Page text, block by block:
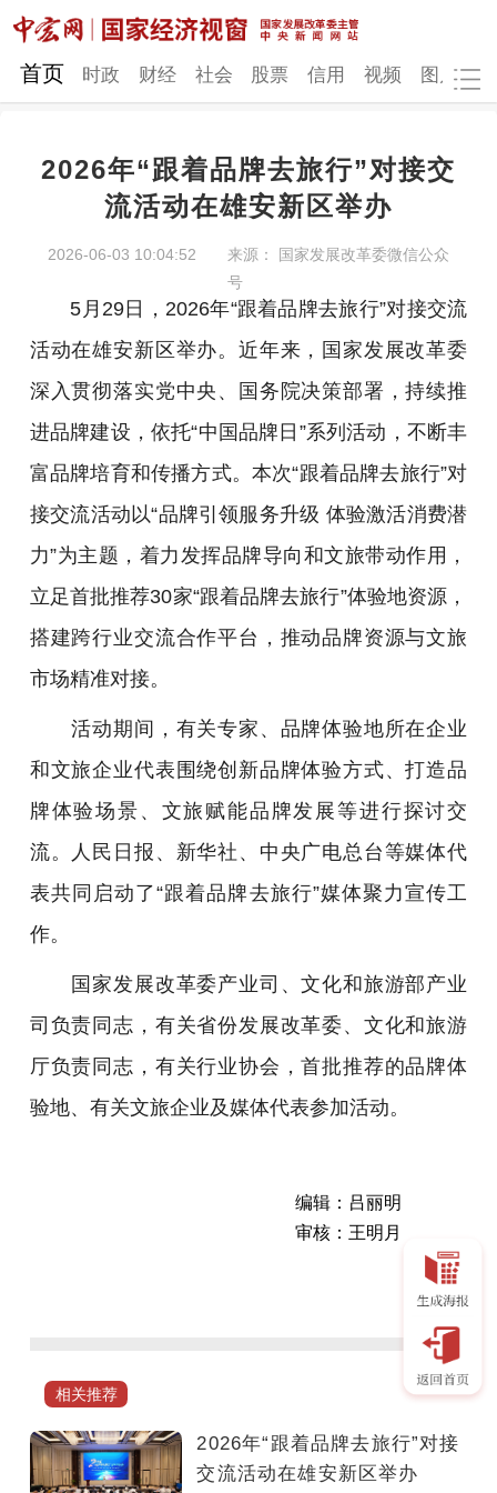
网站地图
财经 社会
图片 品牌
地方发展
首页 时政 财经 社会 股票 信用 视频 图片
2026年“跟着品牌去旅行”对接交
流活动在雄安新区举办
2026-06-03 10:04:52
来源： 国家发展改革委微信公众
号
5月29日，2026年“跟着品牌去旅行”对接交流
活动在雄安新区举办。近年来，国家发展改革委
深入贯彻落实党中央、国务院决策部署，持续推
进品牌建设，依托“中国品牌日”系列活动，不断丰
富品牌培育和传播方式。本次“跟着品牌去旅行”对
接交流活动以“品牌引领服务升级 体验激活消费潜
力”为主题，着力发挥品牌导向和文旅带动作用，
立足首批推荐30家“跟着品牌去旅行”体验地资源，
搭建跨行业交流合作平台，推动品牌资源与文旅
市场精准对接。
活动期间，有关专家、品牌体验地所在企业
和文旅企业代表围绕创新品牌体验方式、打造品
牌体验场景、文旅赋能品牌发展等进行探讨交
流。人民日报、新华社、中央广电总台等媒体代
表共同启动了“跟着品牌去旅行”媒体聚力宣传工
作。
国家发展改革委产业司、文化和旅游部产业
司负责同志，有关省份发展改革委、文化和旅游
厅负责同志，有关行业协会，首批推荐的品牌体
验地、有关文旅企业及媒体代表参加活动。
编辑：吕丽明
审核：王明月
2026
年“跟
着
品
相关推荐
2026年“跟着品牌去旅行”对接
交流活动在雄安新区举办